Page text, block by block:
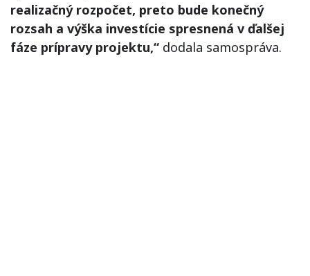
realizačný rozpočet, preto bude konečný
rozsah a výška investície spresnená v ďalšej
fáze prípravy projektu,“ dodala samospráva.